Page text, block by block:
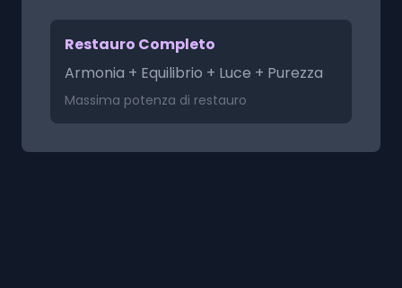
Restauro Completo
Armonia + Equilibrio + Luce + Purezza
Massima potenza di restauro